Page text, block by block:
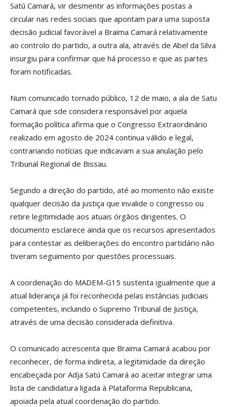
Satú Camará, vir desmentir as informações postas a
circular nas redes sociais que apontam para uma suposta
decisão judicial favorável a Braima Camará relativamente
ao controlo do partido, a outra ala, através de Abel da Silva
insurgiu para confirmar que há processo e que as partes
foram notificadas.
Num comunicado tornado público, 12 de maio, a ala de Satu
Camará que sde considera responsável por aquela
formação política afirma que o Congresso Extraordinário
realizado em agosto de 2024 continua válido e legal,
contrariando notícias que indicavam a sua anulação pelo
Tribunal Regional de Bissau.
Segundo a direção do partido, até ao momento não existe
qualquer decisão da justiça que invalide o congresso ou
retire legitimidade aos atuais órgãos dirigentes. O
documento esclarece ainda que os recursos apresentados
para contestar as deliberações do encontro partidário não
tiveram seguimento por questões processuais.
A coordenação do MADEM-G15 sustenta igualmente que a
atual liderança já foi reconhecida pelas instâncias judiciais
competentes, incluindo o Supremo Tribunal de Justiça,
através de uma decisão considerada definitiva.
O comunicado acrescenta que Braima Camará acabou por
reconhecer, de forma indireta, a legitimidade da direção
encabeçada por Adja Satú Camará ao aceitar integrar uma
lista de candidatura ligada à Plataforma Republicana,
apoiada pela atual coordenação do partido.